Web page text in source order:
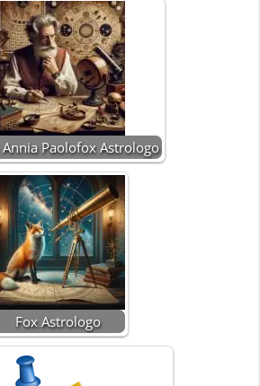
Paolofox Astrologo
Fox Astrologo